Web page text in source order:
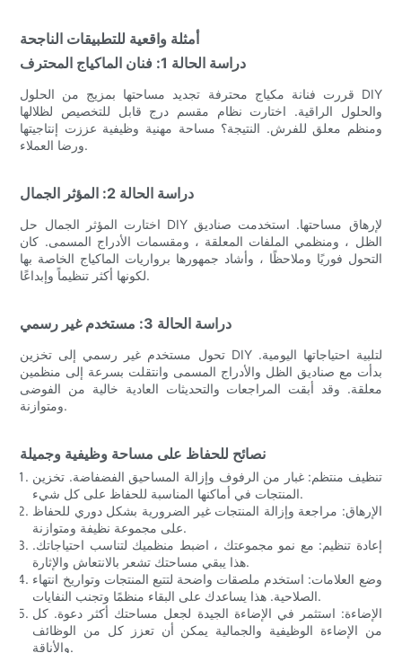
أمثلة واقعية للتطبيقات الناجحة
دراسة الحالة 1: فنان الماكياج المحترف
قررت فنانة مكياج محترفة تجديد مساحتها بمزيج من الحلول DIY
والحلول الراقية. اختارت نظام مقسم درج قابل للتخصيص لظلالها
ومنظم معلق للفرش. النتيجة؟ مساحة مهنية وظيفية عززت إنتاجيتها
ورضا العملاء.
دراسة الحالة 2: المؤثر الجمال
اختارت المؤثر الجمال حل DIY لإرهاق مساحتها. استخدمت صناديق
الظل ، ومنظمي الملفات المعلقة ، ومقسمات الأدراج المسمى. كان
التحول فوريًا وملاحظًا ، وأشاد جمهورها برواريات الماكياج الخاصة بها
لكونها أكثر تنظيماً وإبداعًا.
دراسة الحالة 3: مستخدم غير رسمي
تحول مستخدم غير رسمي إلى تخزين DIY لتلبية احتياجاتها اليومية.
بدأت مع صناديق الظل والأدراج المسمى وانتقلت بسرعة إلى منظمين
معلقة. وقد أبقت المراجعات والتحديثات العادية خالية من الفوضى
ومتوازنة.
نصائح للحفاظ على مساحة وظيفية وجميلة
تنظيف منتظم: غبار من الرفوف وإزالة المساحيق الفضفاضة. تخزين
المنتجات في أماكنها المناسبة للحفاظ على كل شيء.
الإرهاق: مراجعة وإزالة المنتجات غير الضرورية بشكل دوري للحفاظ
على مجموعة نظيفة ومتوازنة.
إعادة تنظيم: مع نمو مجموعتك ، اضبط منظميك لتناسب احتياجاتك.
هذا يبقي مساحتك تشعر بالانتعاش والإثارة.
وضع العلامات: استخدم ملصقات واضحة لتتبع المنتجات وتواريخ انتهاء
الصلاحية. هذا يساعدك على البقاء منظمًا وتجنب النفايات.
الإضاءة: استثمر في الإضاءة الجيدة لجعل مساحتك أكثر دعوة. كل
من الإضاءة الوظيفية والجمالية يمكن أن تعزز كل من الوظائف
والأناقة.